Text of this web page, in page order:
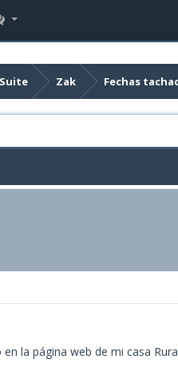
Zak Fechas
la página web de mi casa